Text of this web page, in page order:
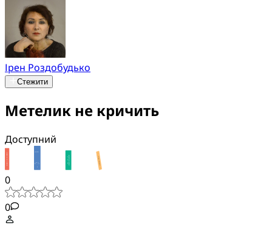
Ірен Роздобудько
Стежити
Метелик не кричить
Доступний
0
0